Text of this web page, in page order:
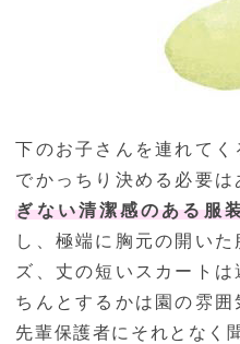
下のお子さんを連れて
でかっちり決める必要は
ぎない清潔感のある服
し、極端に胸元の開い
ズ、丈の短いスカート
ちんとするかは園の雰
先輩保護者にそれとなく